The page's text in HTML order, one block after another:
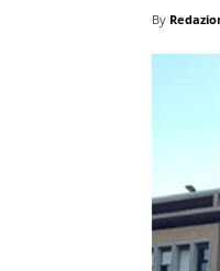
By